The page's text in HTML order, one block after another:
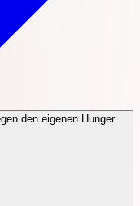
den eigenen Hunger